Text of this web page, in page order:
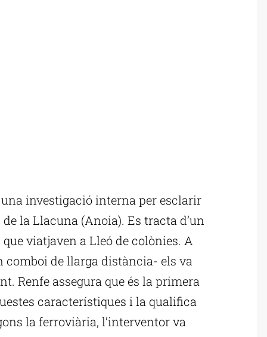
investigació interna per esclarir
la Llacuna (Anoia). Es tracta d’un
que viatjaven a Lleó de colònies. A
de llarga distància- els va
Renfe assegura que és la primera
característiques i la qualifica
la ferroviària, l’interventor va